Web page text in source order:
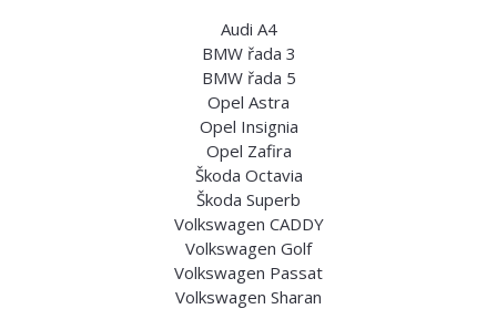
Audi A4
BMW řada 3
BMW řada 5
Opel Astra
Opel Insignia
Opel Zafira
Škoda Octavia
Škoda Superb
Volkswagen CADDY
Volkswagen Golf
Volkswagen Passat
Volkswagen Sharan